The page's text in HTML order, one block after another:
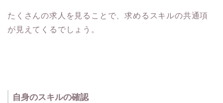
たくさんの求人を見ることで、求めるスキルの共通項
が見えてくるでしょう。
自身のスキルの確認